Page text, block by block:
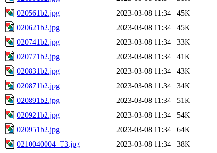
020561b2.jpg
2023-03-08 11:34
45K
020621b2.jpg
2023-03-08 11:34
45K
020741b2.jpg
2023-03-08 11:34
33K
020771b2.jpg
2023-03-08 11:34
41K
020831b2.jpg
2023-03-08 11:34
43K
020871b2.jpg
2023-03-08 11:34
34K
020891b2.jpg
2023-03-08 11:34
51K
020921b2.jpg
2023-03-08 11:34
54K
020951b2.jpg
2023-03-08 11:34
64K
0210040004_T3.jpg
2023-03-08 11:34
38K